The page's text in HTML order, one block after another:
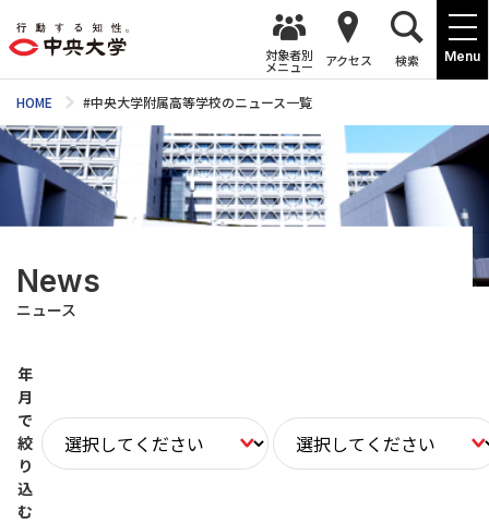
Menu
対象者別
メニュー アクセス 検索
HOME #中央大学附属高等学校のニュース一覧
News
ニュース
年
月
で
絞
り
込
む